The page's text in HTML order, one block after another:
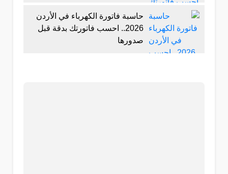
حاسبة فاتورة الكهرباء في الأردن
2026.. احسب فاتورتك بدقة قبل
صدورها